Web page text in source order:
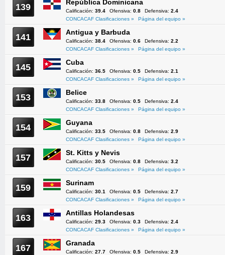
139 República Dominicana
Calificación: 39.4 Ofensiva: 0.8 Defensiva: 2.4
CONCACAF Clasificaciones »
Página del equipo »
141 Antigua y Barbuda
Calificación: 38.4 Ofensiva: 0.6 Defensiva: 2.2
CONCACAF Clasificaciones »
Página del equipo »
145 Cuba
Calificación: 36.5 Ofensiva: 0.5 Defensiva: 2.1
CONCACAF Clasificaciones »
Página del equipo »
153 Belice
Calificación: 33.8 Ofensiva: 0.5 Defensiva: 2.4
CONCACAF Clasificaciones »
Página del equipo »
154 Guyana
Calificación: 33.5 Ofensiva: 0.8 Defensiva: 2.9
CONCACAF Clasificaciones »
Página del equipo »
157 St. Kitts y Nevis
Calificación: 30.5 Ofensiva: 0.8 Defensiva: 3.2
CONCACAF Clasificaciones »
Página del equipo »
159 Surinam
Calificación: 30.1 Ofensiva: 0.5 Defensiva: 2.7
CONCACAF Clasificaciones »
Página del equipo »
163 Antillas Holandesas
Calificación: 29.3 Ofensiva: 0.3 Defensiva: 2.4
CONCACAF Clasificaciones »
Página del equipo »
167 Granada
Calificación: 27.7 Ofensiva: 0.5 Defensiva: 2.9